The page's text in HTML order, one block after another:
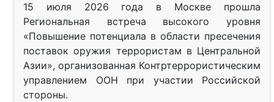
15 июля 2026 года в Москве прошла
Региональная встреча высокого уровня
«Повышение потенциала в области пресечения
поставок оружия террористам в Центральной
Азии», организованная Контртеррористическим
управлением ООН при участии Российской
стороны.